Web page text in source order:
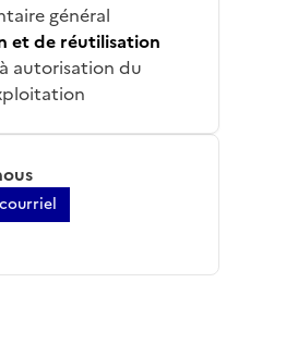
général
et de réutilisation
autorisation du